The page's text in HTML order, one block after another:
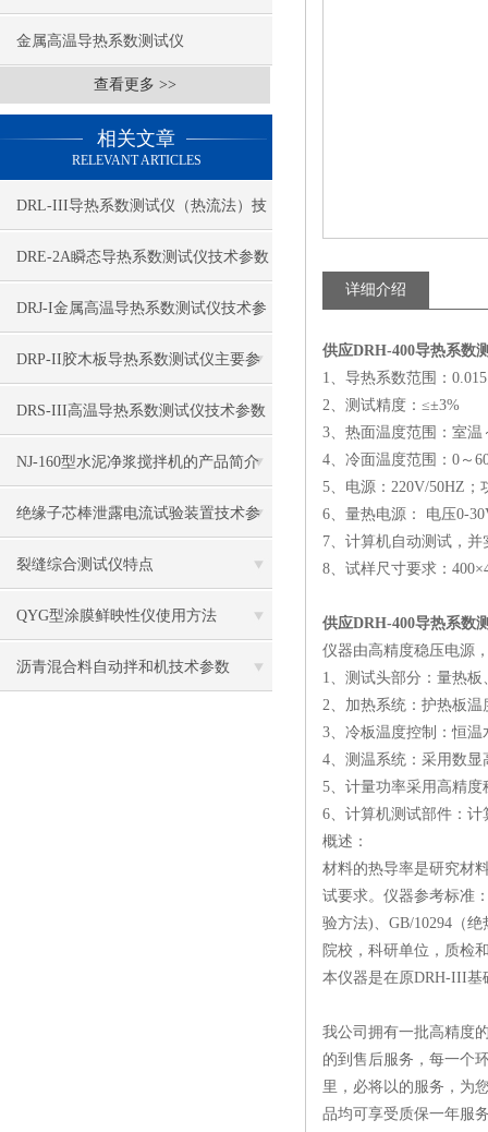
金属高温导热系数测试仪
查看更多 >>
相关文章
RELEVANT ARTICLES
DRL-III导热系数测试仪（热流法）技
术参数
DRE-2A瞬态导热系数测试仪技术参数
DRJ-I金属高温导热系数测试仪技术参
数
DRP-II胶木板导热系数测试仪主要参
数
DRS-III高温导热系数测试仪技术参数
NJ-160型水泥净浆搅拌机的产品简介
绝缘子芯棒泄露电流试验装置技术参
数
裂缝综合测试仪特点
QYG型涂膜鲜映性仪使用方法
沥青混合料自动拌和机技术参数
详细介绍
供应DRH-400导热系数
1、导热系数范围：
2、测试精度：≤±3%
3、热面温度范围：室
4、冷面温度范围：0～
5、电源：220V/50HZ；
6、量热电源： 电压0-
7、计算机自动测试，
8、试样尺寸要求：
供应DRH-400导热系数
仪器由高精度稳压电源
1、测试头部分：量热
2、加热系统：护热板
3、冷板温度控制：恒温
4、测温系统：采用数
5、计量功率采用高精
6、计算机测试部件：
概述：
材料的热导率是研究材
试要求。仪器参考标准
验方法)、GB/10294（
院校，科研单位，质检
本仪器是在原DRH-III基
我公司拥有一批高精度
的到售后服务，每一个
里，必将以的服务，为
品均可享受质保一年服